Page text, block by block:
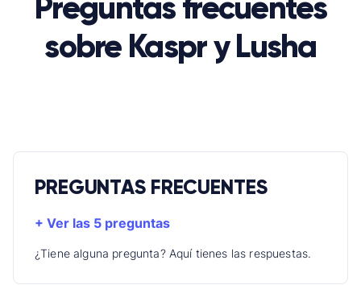
sobre Kaspr y Lusha
PREGUNTAS FRECUENTES
+ Ver las 5 preguntas
¿Tiene alguna pregunta? Aquí tienes las respuestas.